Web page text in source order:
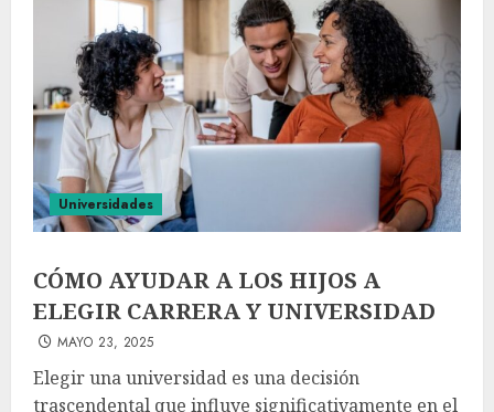
Universidades
CÓMO AYUDAR A LOS HIJOS A
ELEGIR CARRERA Y UNIVERSIDAD
MAYO 23, 2025
Elegir una universidad es una decisión
trascendental que influye significativamente en el